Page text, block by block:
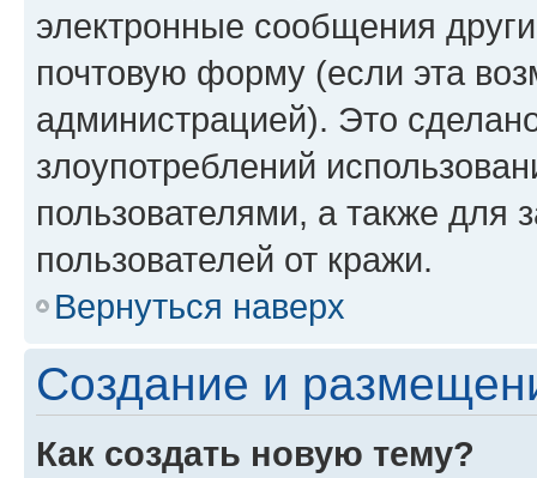
электронные сообщения
почтовую форму (если эта
администрацией). Это
злоупотреблений
пользователями, а также для
пользователей от кражи.
Вернуться наверх
Создание и
Как создать новую тему?